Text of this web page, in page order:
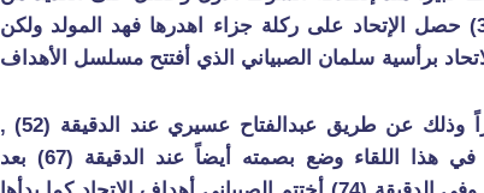
الفرص المهدرة وفي الدقيقة (34) حصل الإتحاد على ركلة جزاء اهدرها فهد المولد ولكن
الاتحاد برأسية سلمان الصبياني الذي أفتتح مسلسل الأهداف
الشوط الثاني سجل الإتحاد مبكراً وذلك عن طريق عبدالفتاح عسيري عند الدقيقة (52) ,
أحمد الفريدي والذي كان متألقاً في هذا اللقاء وضع بصمته أيضاً عند الدقيقة (67) بعد